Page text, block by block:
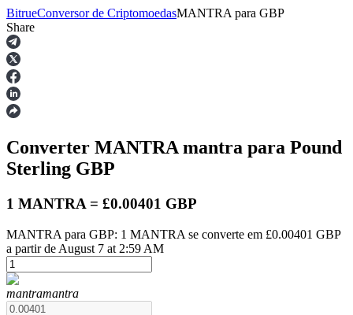
Futuros
Futuros de USDT
BitrueConversor de CriptomoedasMANTRA para GBP
Share
Converter MANTRA mantra para Pound
Sterling GBP
1 MANTRA = £0.00401 GBP
MANTRA para GBP: 1 MANTRA se converte em £0.00401 GBP
a partir de August 7 at 2:59 AM
mantramantra